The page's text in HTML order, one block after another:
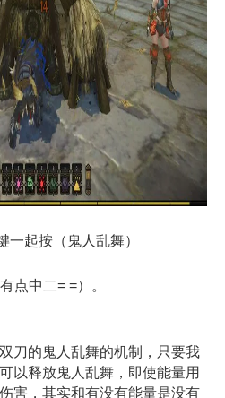
起按（鬼人乱舞）
点中二= =）。
刀的鬼人乱舞的机制，只要我
以释放鬼人乱舞，即使能量用
害，其实和有没有能量是没有